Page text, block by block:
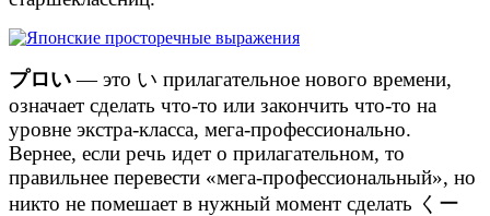
プロい— это い прилагательное нового времени,
означает сделать что-то или закончить что-то на
уровне экстра-класса, мега-профессионально.
Вернее, если речь идет о прилагательном, то
правильнее перевести «мега-профессиональный», но
никто не помешает в нужный момент сделать くー